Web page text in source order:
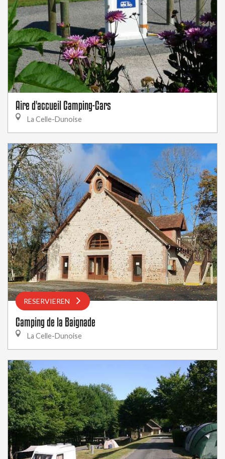
Aire d'accueil Camping-Cars
La Celle-Dunoise
RESERVIEREN
Camping de la Baignade
La Celle-Dunoise